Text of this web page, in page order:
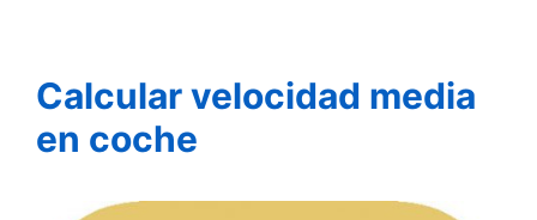
Calcular velocidad media
en coche